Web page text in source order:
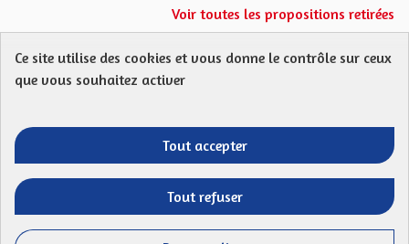
Voir toutes les propositions retirées
Protection des Données
Télécharger les fichiers Open Data
Entre vos mains - Collectivité
Entre vos mains - Collectivité
Entre vos mains - Collectivité
Entre vos mains -
(Lien externe)
Ce site utilise des cookies et vous donne le contrôle sur ceux
que vous souhaitez activer
Tout accepter
Tout refuser